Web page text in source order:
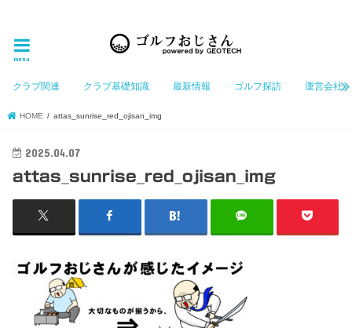
menu
クラブ関連 クラブ基礎知識 最新情報 ゴルフ探訪 運営会社
HOME attas_sunrise_red_ojisan_img
2025.04.07
attas_sunrise_red_ojisan_img